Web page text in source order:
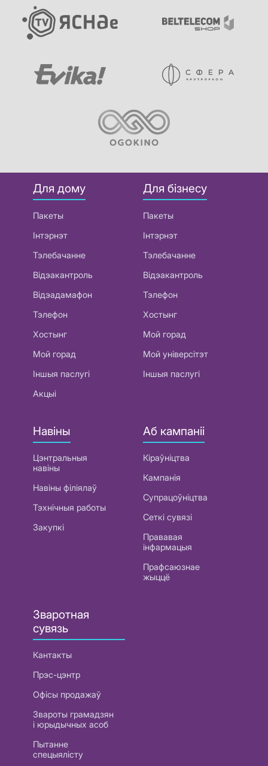
Для дому
Пакеты
Інтэрнэт
Тэлебачанне
Відэакантроль
Відэадамафон
Тэлефон
Хостынг
Мой горад
Іншыя паслугі
Акцыі
Для бізнесу
Пакеты
Інтэрнэт
Тэлебачанне
Відэакантроль
Тэлефон
Хостынг
Мой горад
Мой універсітэт
Іншыя паслугі
Навіны
Цэнтральныя
навіны
Навіны філіялаў
Тэхнічныя работы
Закупкі
Аб кампаніі
Кіраўніцтва
Кампанія
Супрацоўніцтва
Сеткі сувязі
Прававая
інфармацыя
Прафсаюзнае
жыццё
Зваротная
сувязь
Кантакты
Прэс-цэнтр
Офісы продажаў
Звароты грамадзян
і юрыдычных асоб
Пытанне
спецыялісту